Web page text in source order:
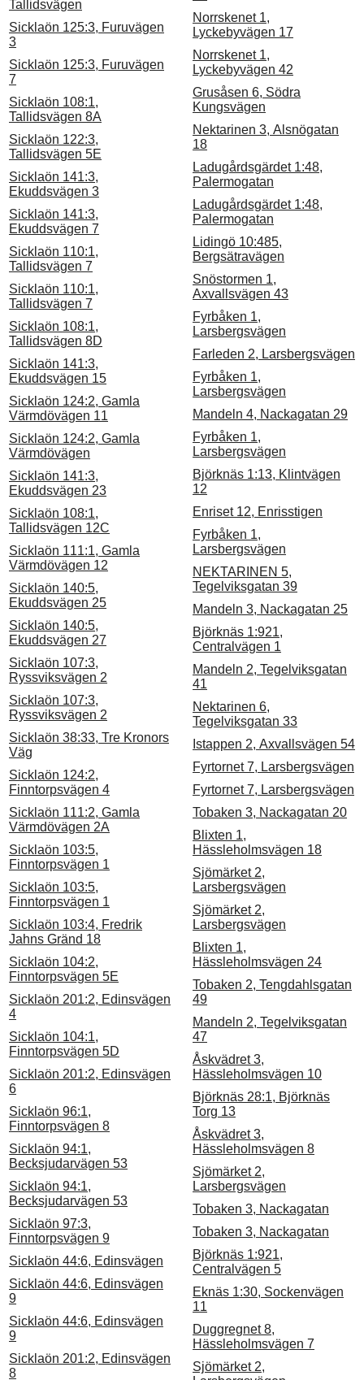
Tallidsvägen
Sicklaön 125:3, Furuvägen
3
Sicklaön 125:3, Furuvägen
7
Sicklaön 108:1,
Tallidsvägen 8A
Sicklaön 122:3,
Tallidsvägen 5E
Sicklaön 141:3,
Ekuddsvägen 3
Sicklaön 141:3,
Ekuddsvägen 7
Sicklaön 110:1,
Tallidsvägen 7
Sicklaön 110:1,
Tallidsvägen 7
Sicklaön 108:1,
Tallidsvägen 8D
Sicklaön 141:3,
Ekuddsvägen 15
Sicklaön 124:2, Gamla
Värmdövägen 11
Sicklaön 124:2, Gamla
Värmdövägen
Sicklaön 141:3,
Ekuddsvägen 23
Sicklaön 108:1,
Tallidsvägen 12C
Sicklaön 111:1, Gamla
Värmdövägen 12
Sicklaön 140:5,
Ekuddsvägen 25
Sicklaön 140:5,
Ekuddsvägen 27
Sicklaön 107:3,
Ryssviksvägen 2
Sicklaön 107:3,
Ryssviksvägen 2
Sicklaön 38:33, Tre Kronors
Väg
Sicklaön 124:2,
Finntorpsvägen 4
Sicklaön 111:2, Gamla
Värmdövägen 2A
Sicklaön 103:5,
Finntorpsvägen 1
Sicklaön 103:5,
Finntorpsvägen 1
Sicklaön 103:4, Fredrik
Jahns Gränd 18
Sicklaön 104:2,
Finntorpsvägen 5E
Sicklaön 201:2, Edinsvägen
4
Sicklaön 104:1,
Finntorpsvägen 5D
Sicklaön 201:2, Edinsvägen
6
Sicklaön 96:1,
Finntorpsvägen 8
Sicklaön 94:1,
Becksjudarvägen 53
Sicklaön 94:1,
Becksjudarvägen 53
Sicklaön 97:3,
Finntorpsvägen 9
Sicklaön 44:6, Edinsvägen
Sicklaön 44:6, Edinsvägen
9
Sicklaön 44:6, Edinsvägen
9
Sicklaön 201:2, Edinsvägen
8
Norrskenet 1,
Lyckebyvägen 17
Norrskenet 1,
Lyckebyvägen 42
Grusåsen 6, Södra
Kungsvägen
Nektarinen 3, Alsnögatan
18
Ladugårdsgärdet 1:48,
Palermogatan
Ladugårdsgärdet 1:48,
Palermogatan
Lidingö 10:485,
Bergsätravägen
Snöstormen 1,
Axvallsvägen 43
Fyrbåken 1,
Larsbergsvägen
Farleden 2, Larsbergsvägen
Fyrbåken 1,
Larsbergsvägen
Mandeln 4, Nackagatan 29
Fyrbåken 1,
Larsbergsvägen
Björknäs 1:13, Klintvägen
12
Enriset 12, Enrisstigen
Fyrbåken 1,
Larsbergsvägen
NEKTARINEN 5,
Tegelviksgatan 39
Mandeln 3, Nackagatan 25
Björknäs 1:921,
Centralvägen 1
Mandeln 2, Tegelviksgatan
41
Nektarinen 6,
Tegelviksgatan 33
Istappen 2, Axvallsvägen 54
Fyrtornet 7, Larsbergsvägen
Fyrtornet 7, Larsbergsvägen
Tobaken 3, Nackagatan 20
Blixten 1,
Hässleholmsvägen 18
Sjömärket 2,
Larsbergsvägen
Sjömärket 2,
Larsbergsvägen
Blixten 1,
Hässleholmsvägen 24
Tobaken 2, Tengdahlsgatan
49
Mandeln 2, Tegelviksgatan
47
Åskvädret 3,
Hässleholmsvägen 10
Björknäs 28:1, Björknäs
Torg 13
Åskvädret 3,
Hässleholmsvägen 8
Sjömärket 2,
Larsbergsvägen
Tobaken 3, Nackagatan
Tobaken 3, Nackagatan
Björknäs 1:921,
Centralvägen 5
Eknäs 1:30, Sockenvägen
11
Duggregnet 8,
Hässleholmsvägen 7
Sjömärket 2,